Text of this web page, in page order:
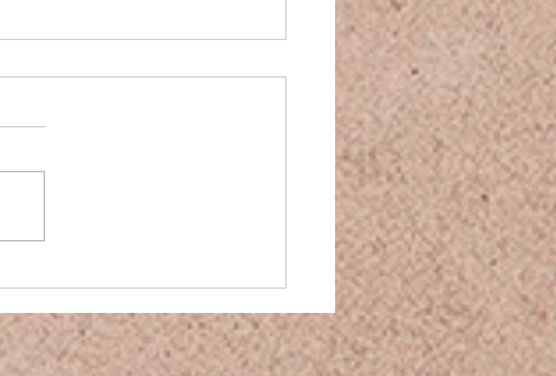
Terkena Sawan